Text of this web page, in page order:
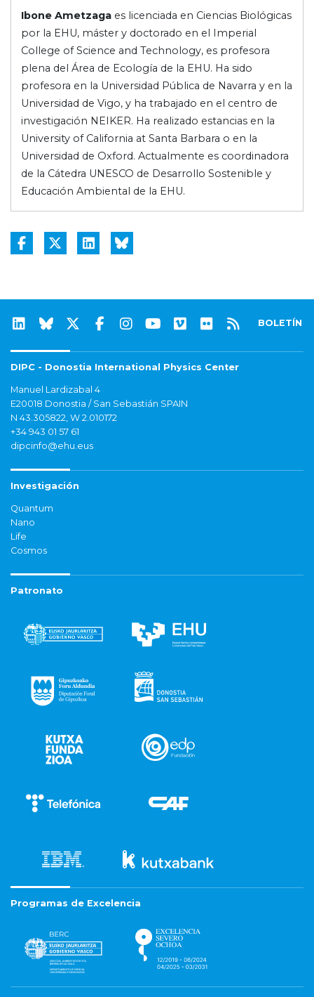
Ibone Ametzaga es licenciada en Ciencias Biológicas
por la EHU, máster y doctorado en el Imperial
College of Science and Technology, es profesora
plena del Área de Ecología de la EHU. Ha sido
profesora en la Universidad Pública de Navarra y en la
Universidad de Vigo, y ha trabajado en el centro de
investigación NEIKER. Ha realizado estancias en la
University of California at Santa Barbara o en la
Universidad de Oxford. Actualmente es coordinadora
de la Cátedra UNESCO de Desarrollo Sostenible y
Educación Ambiental de la EHU.
BOLETÍN
DIPC - Donostia International Physics Center
Manuel Lardizabal 4
E20018 Donostia / San Sebastián SPAIN
N 43.305822, W 2.010172
+34 943 01 57 61
dipcinfo@ehu.eus
Investigación
Quantum
Nano
Life
Cosmos
Patronato
Programas de Excelencia